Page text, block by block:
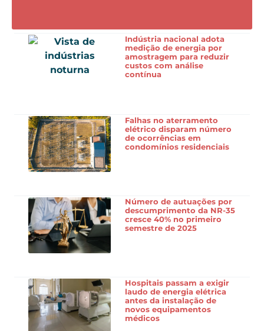
Indústria nacional adota
medição de energia por
amostragem para reduzir
custos com análise
contínua
Falhas no aterramento
elétrico disparam número
de ocorrências em
condomínios residenciais
Número de autuações por
descumprimento da NR-35
cresce 40% no primeiro
semestre de 2025
Hospitais passam a exigir
laudo de energia elétrica
antes da instalação de
novos equipamentos
médicos